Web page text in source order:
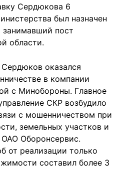
Сердюкова 6
был назначен
занимавший пост
области.
оказался
в компании
с Минобороны. Главное
СКР возбудило
с мошенничеством при
земельных участков и
Оборонсервис.
от реализации только
составил более 3